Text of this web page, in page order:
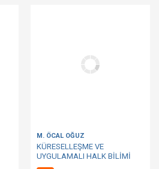
M. ÖCAL OĞUZ
KÜRESELLEŞME VE
UYGULAMALI HALK BİLİMİ